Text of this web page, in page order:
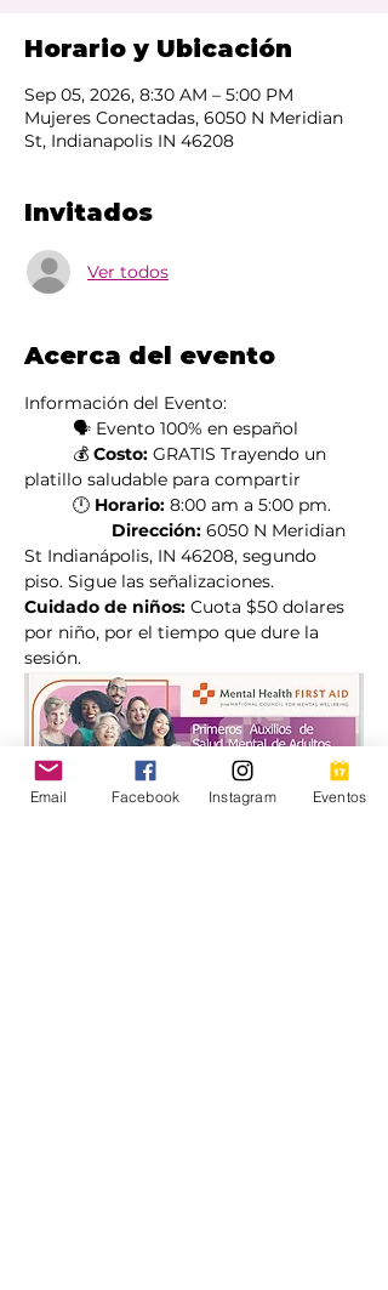
Horario y Ubicación
Sep 05, 2026, 8:30 AM – 5:00 PM
Mujeres Conectadas, 6050 N Meridian
St, Indianapolis IN 46208
Invitados
Ver todos
Acerca del evento
Información del Evento:
	🗣️ Evento 100% en español
	💰
Costo: GRATIS Trayendo un
platillo saludable para compartir
	🕛
Horario: 8:00 am a 5:00 pm.
                  Dirección:
6050 N Meridian
St Indianápolis, IN 46208, segundo
piso. Sigue las señalizaciones.
Cuidado de niños: Cuota $50 dolares
por niño, por el tiempo que dure la
sesión.
Email Facebook Instagram Eventos